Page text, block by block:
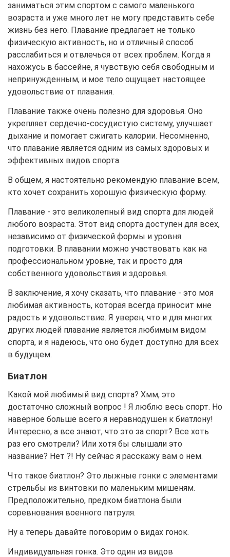
заниматься этим спортом с самого маленького
возраста и уже много лет не могу представить себе
жизнь без него. Плавание предлагает не только
физическую активность, но и отличный способ
расслабиться и отвлечься от всех проблем. Когда я
нахожусь в бассейне, я чувствую себя свободным и
непринужденным, и мое тело ощущает настоящее
удовольствие от плавания.
Плавание также очень полезно для здоровья. Оно
укрепляет сердечно-сосудистую систему, улучшает
дыхание и помогает сжигать калории. Несомненно,
что плавание является одним из самых здоровых и
эффективных видов спорта.
В общем, я настоятельно рекомендую плавание всем,
кто хочет сохранить хорошую физическую форму.
Плавание - это великолепный вид спорта для людей
любого возраста. Этот вид спорта доступен для всех,
независимо от физической формы и уровня
подготовки. В плавании можно участвовать как на
профессиональном уровне, так и просто для
собственного удовольствия и здоровья.
В заключение, я хочу сказать, что плавание - это моя
любимая активность, которая всегда приносит мне
радость и удовольствие. Я уверен, что и для многих
других людей плавание является любимым видом
спорта, и я надеюсь, что оно будет доступно для всех
в будущем.
Биатлон
Какой мой любимый вид спорта? Хмм, это
достаточно сложный вопрос ! Я люблю весь спорт. Но
наверное больше всего я неравнодушен к биатлону!
Интересно, а все знают, что это за спорт? Все хоть
раз его смотрели? Или хотя бы слышали это
название? Нет ?! Ну сейчас я расскажу вам о нем.
Что такое биатлон? Это лыжные гонки с элементами
стрельбы из винтовки по маленьким мишеням.
Предположительно, предком биатлона были
соревнования военного патруля.
Ну а теперь давайте поговорим о видах гонок.
Индивидуальная гонка. Это один из видов